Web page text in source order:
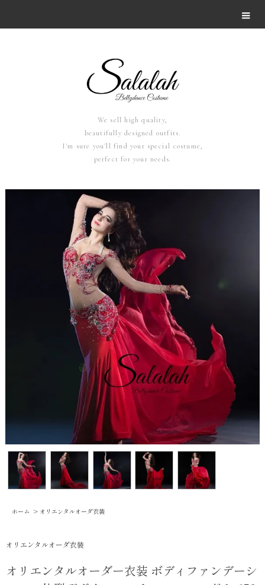
We sell high quality,
beautifully designed outfits.
I'm sure you'll find your special costume,
perfect for your needs.
ホーム > オリエンタルオーダ衣装
オリエンタルオーダ衣装
オリエンタルオーダー衣装 ボディファンデーシ